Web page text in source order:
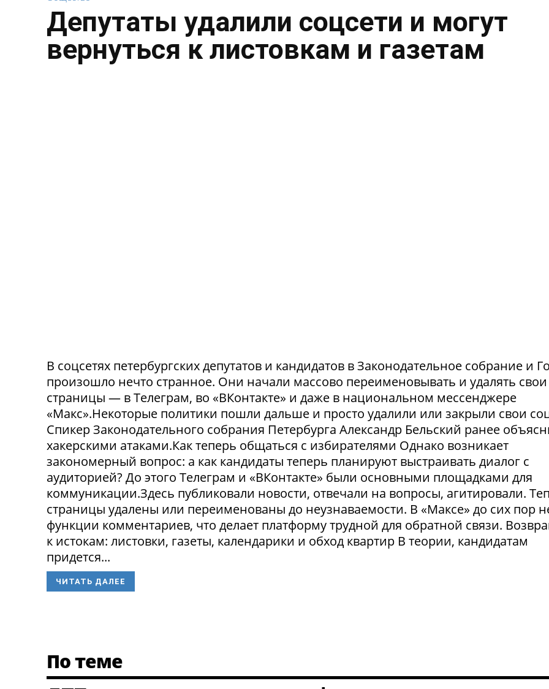
Депутаты удалили соцсети и могут
вернуться к листовкам и газетам
В соцсетях петербургских депутатов и кандидатов в Законодательное собрание и
произошло нечто странное. Они начали массово переименовывать и удалять свои
страницы — в Телеграм, во «ВКонтакте» и даже в национальном мессенджере
«Макс».Некоторые политики пошли дальше и просто удалили или закрыли свои
Спикер Законодательного собрания Петербурга Александр Бельский ранее
хакерскими атаками.Как теперь общаться с избирателями Однако возникает
закономерный вопрос: а как кандидаты теперь планируют выстраивать диалог с
аудиторией? До этого Телеграм и «ВКонтакте» были основными площадками для
коммуникации.Здесь публиковали новости, отвечали на вопросы, агитировали.
страницы удалены или переименованы до неузнаваемости. В «Максе» до сих пор
функции комментариев, что делает платформу трудной для обратной связи.
к истокам: листовки, газеты, календарики и обход квартир В теории, кандидатам
придется...
ЧИТАТЬ ДАЛЕЕ
По теме